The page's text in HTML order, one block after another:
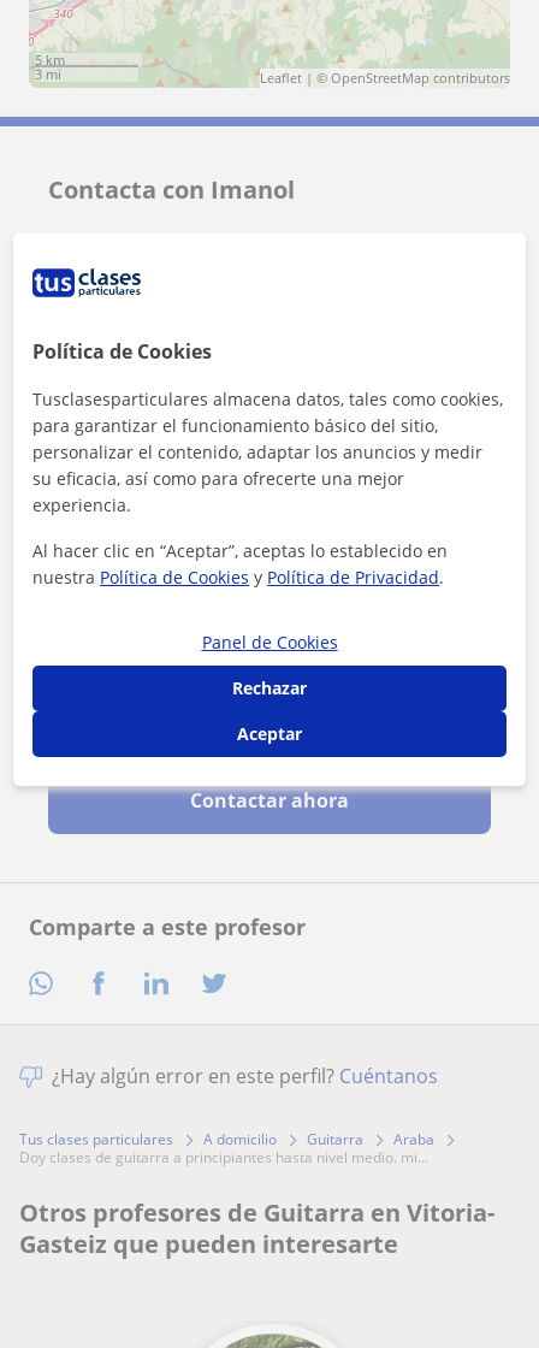
Comparte a este profesor
5 km
3 mi
Leaflet | © OpenStreetMap contributors
Contacta con Imanol
Al hacer clic, aceptas nuestroaviso legal
Contactar ahora
¿Hay algún error en este perfil? Cuéntanos
Tus clases particulares A domicilio Guitarra
Araba
doy clases de guitarra a principiantes hasta nivel medio. mi...
Otros profesores de Guitarra en Vitoria-
Gasteiz que pueden interesarte
Política de Cookies
Tusclasesparticulares almacena datos, tales como cookies,
para garantizar el funcionamiento básico del sitio,
personalizar el contenido, adaptar los anuncios y medir
su eficacia, así como para ofrecerte una mejor
experiencia.
Al hacer clic en “Aceptar”, aceptas lo establecido en
nuestra Política de Cookies y Política de Privacidad.
Panel de Cookies
Rechazar
Aceptar